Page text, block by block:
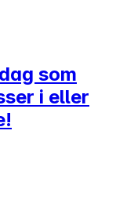
som
i eller